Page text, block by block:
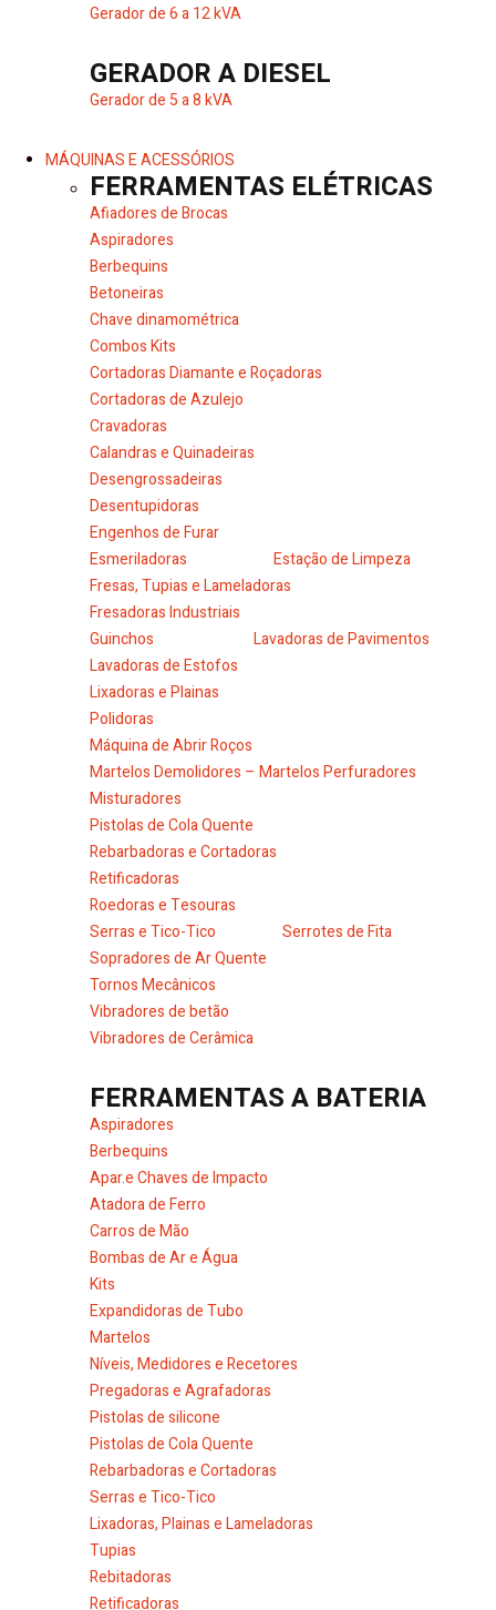
Gerador de 6 a 12 kVA
GERADOR A DIESEL
Gerador de 5 a 8 kVA
MÁQUINAS E ACESSÓRIOS
FERRAMENTAS ELÉTRICAS
Afiadores de Brocas
Aspiradores
Berbequins
Betoneiras
Chave dinamométrica
Combos Kits
Cortadoras Diamante e Roçadoras
Cortadoras de Azulejo
Cravadoras
Calandras e Quinadeiras
Desengrossadeiras
Desentupidoras
Engenhos de Furar
Esmeriladoras
Estação de Limpeza
Fresas, Tupias e Lameladoras
Fresadoras Industriais
Guinchos
Lavadoras de Pavimentos
Lavadoras de Estofos
Lixadoras e Plainas
Polidoras
Máquina de Abrir Roços
Martelos Demolidores – Martelos Perfuradores
Misturadores
Pistolas de Cola Quente
Rebarbadoras e Cortadoras
Retificadoras
Roedoras e Tesouras
Serras e Tico-Tico
Serrotes de Fita
Sopradores de Ar Quente
Tornos Mecânicos
Vibradores de betão
Vibradores de Cerâmica
FERRAMENTAS A BATERIA
Aspiradores
Berbequins
Apar.e Chaves de Impacto
Atadora de Ferro
Carros de Mão
Bombas de Ar e Água
Kits
Expandidoras de Tubo
Martelos
Níveis, Medidores e Recetores
Pregadoras e Agrafadoras
Pistolas de silicone
Pistolas de Cola Quente
Rebarbadoras e Cortadoras
Serras e Tico-Tico
Lixadoras, Plainas e Lameladoras
Tupias
Rebitadoras
Retificadoras